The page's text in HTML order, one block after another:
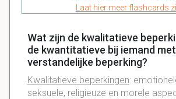
Laat hier meer flashcards
Wat zijn de kwalitatieve
de kwantitatieve bij iemand
verstandelijke beperking?
Kwalitatieve beperkingen:
seksuele, religieuze en morele